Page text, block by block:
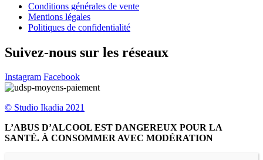
Conditions générales de vente
Mentions légales
Politiques de confidentialité
Suivez-nous sur les réseaux
Instagram Facebook
© Studio Ikadia 2021
L’ABUS D’ALCOOL EST DANGEREUX POUR LA
SANTÉ. À CONSOMMER AVEC MODÉRATION